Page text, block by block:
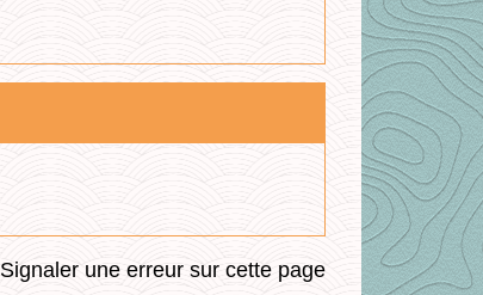
Signaler une erreur sur cette page